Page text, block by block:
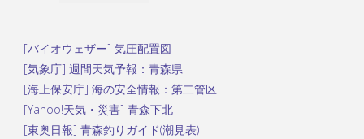
[バイオウェザー] 気圧配置図
[気象庁] 週間天気予報：青森県
[海上保安庁] 海の安全情報：第二管区
[Yahoo!天気・災害] 青森下北
[東奥日報] 青森釣りガイド(潮見表)